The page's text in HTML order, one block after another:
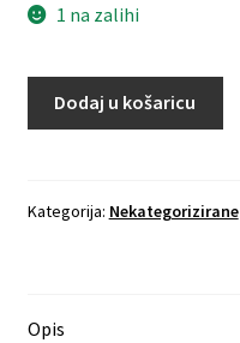
1 na zalihi
Dodaj u košaricu
Kategorija: Nekategorizirane
Opis